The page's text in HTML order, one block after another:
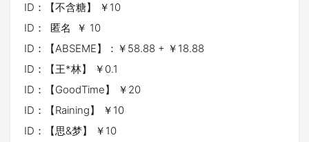
ID：【不含糖】 ￥10
ID： 匿名 ￥ 10
ID：【ABSEME】：￥58.88 + ￥18.88
ID：【王*林】 ￥0.1
ID：【GoodTime】 ￥20
ID：【Raining】 ￥10
ID：【思&梦】 ￥10